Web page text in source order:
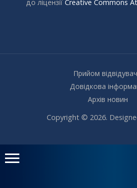
до ліцензії Creative Commons
Прийом
Довідкова
Архів новин
Copyright © 2026.